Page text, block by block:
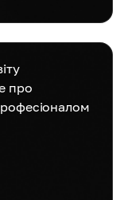
про